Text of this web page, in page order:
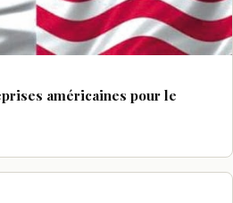
américaines pour le